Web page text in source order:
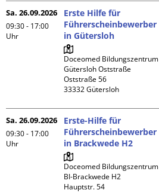
Sa. 26.09.2026
09:30 - 17:00
Uhr
Erste Hilfe für
Führerscheinbewerber
in Gütersloh
Doceomed Bildungszentrum
Gütersloh Oststraße
Oststraße 56
Sa. 26.09.2026
09:30 - 17:00
Uhr
Erste-Hilfe für
Führerscheinbewerber
in Brackwede H2
Doceomed Bildungszentrum
BI-Brackwede H2
Hauptstr. 54